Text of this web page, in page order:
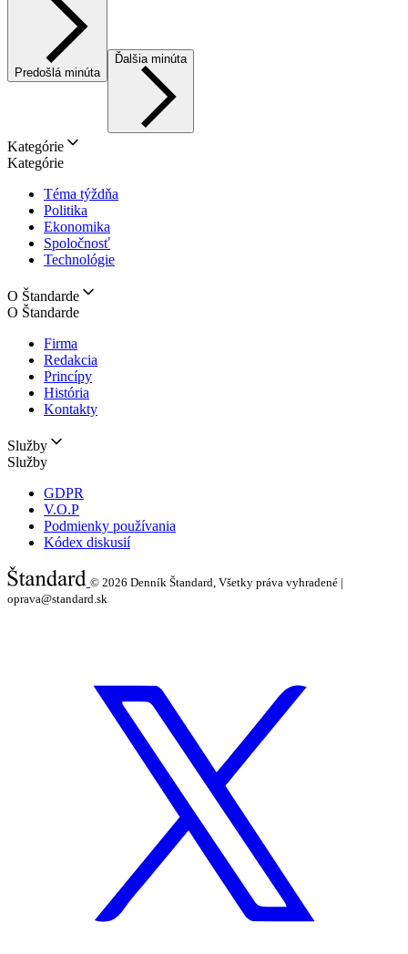
Predošlá minúta
Ďalšia minúta
Kategórie
Kategórie
Téma týždňa
Politika
Ekonomika
Spoločnosť
Technológie
O Štandarde
O Štandarde
Firma
Redakcia
Princípy
História
Kontakty
Služby
Služby
GDPR
V.O.P
Podmienky používania
Kódex diskusií
© 2026 Denník Štandard, Všetky práva vyhradené |
oprava@standard.sk